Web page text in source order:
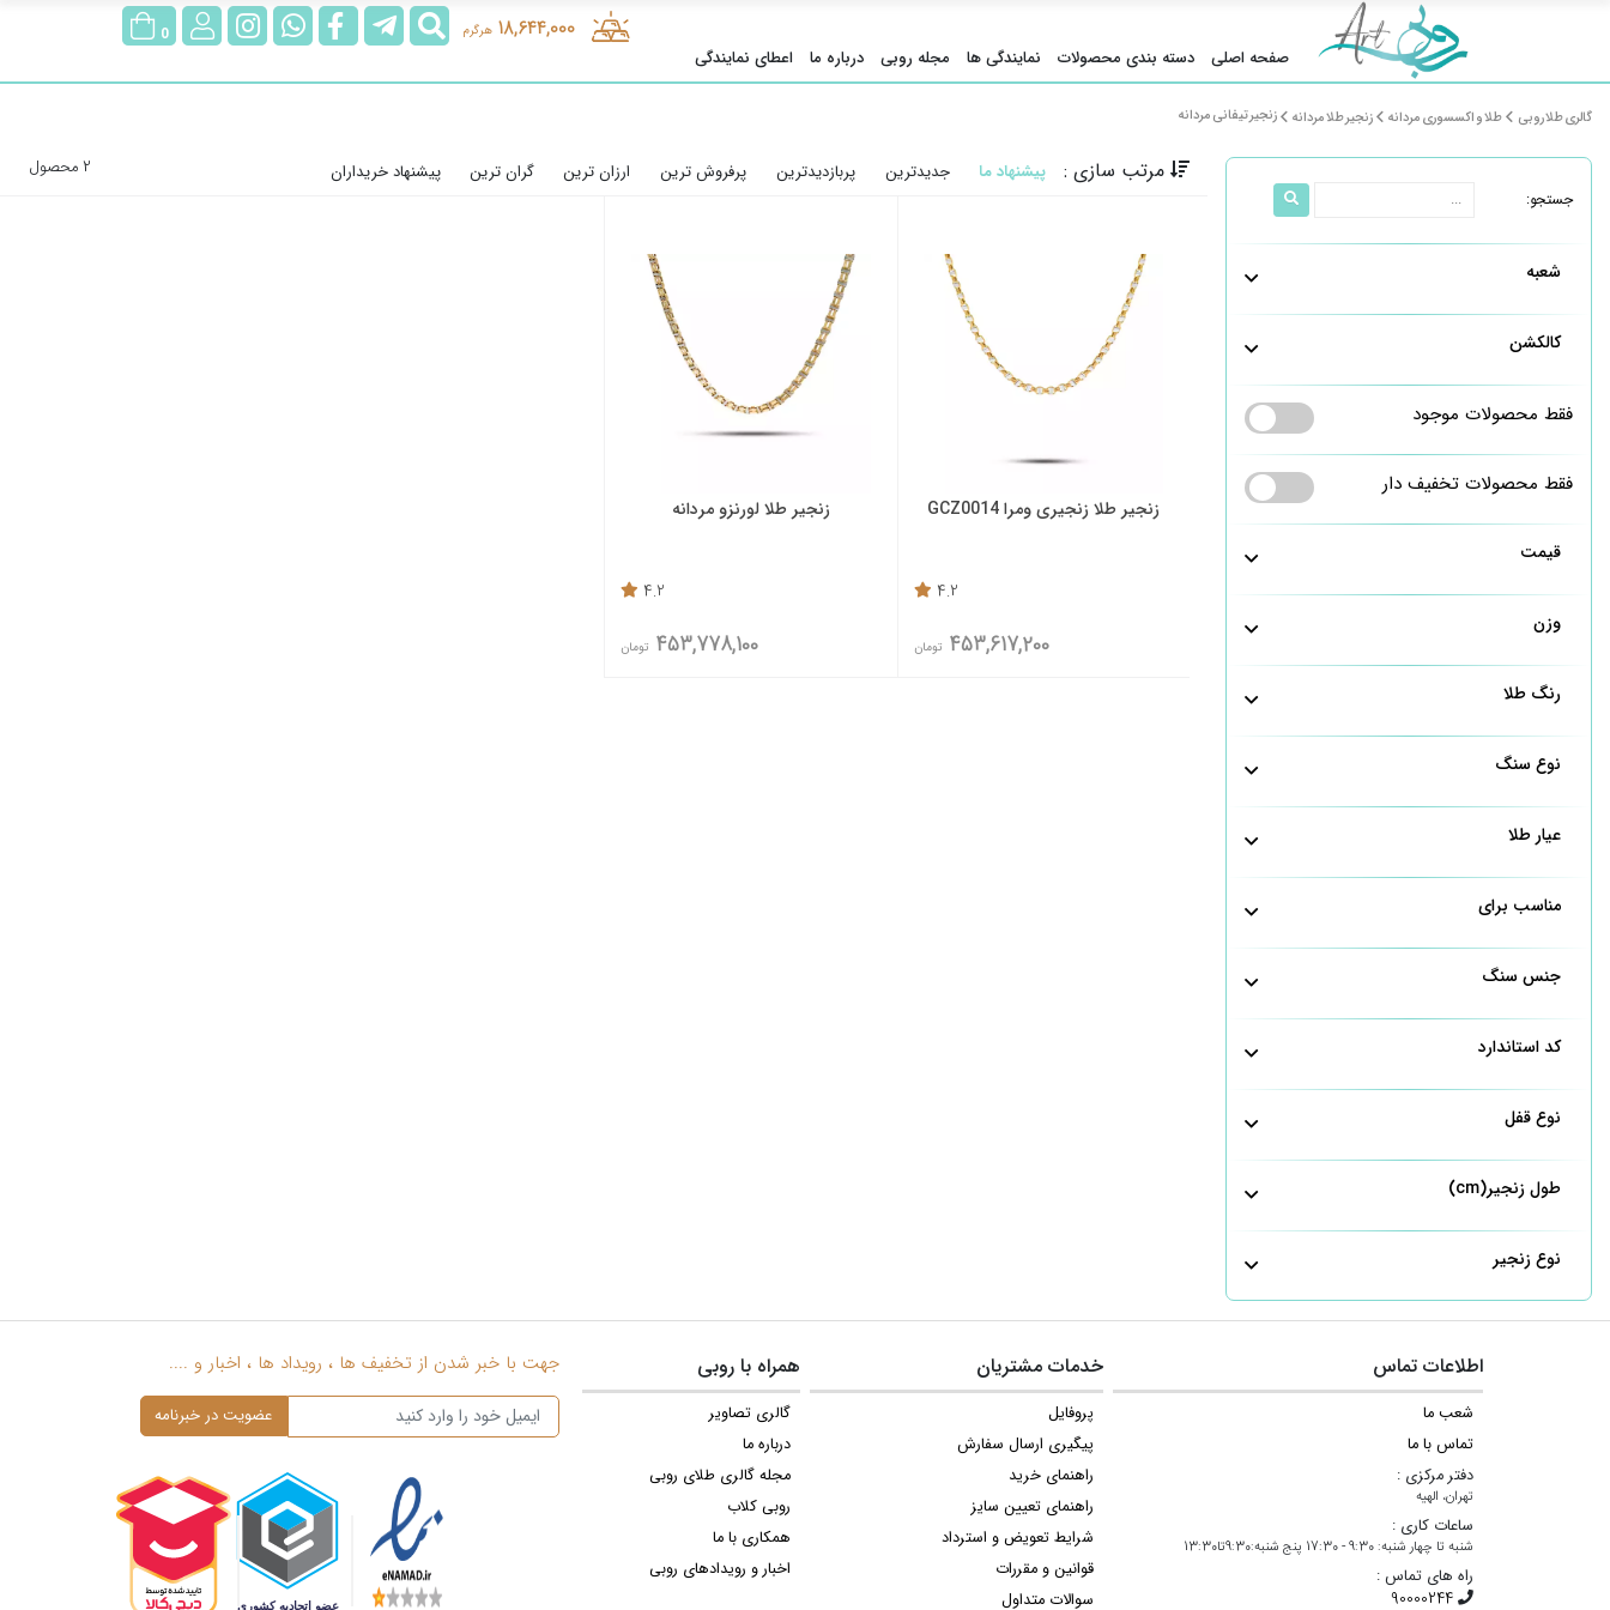
0
ورود/
@rubygoldgallery
rubygoldgallery
rubygoldgallerybotجستجو 18,644,000 هرگرم
صفحه اصلی دسته بندی محصولات نمایندگی ها مجله روبی درباره ما اعطای نمایندگی
گالری طلا روبی طلا و اکسسوری مردانه زنجیر طلا مردانه زنجیر تیفانی مردانه
جستجو:
شعبه
کالکشن
فقط محصولات موجود
فقط محصولات تخفیف دار
قیمت
وزن
رنگ طلا
نوع سنگ
عیار طلا
مناسب برای
جنس سنگ
کد استاندارد
نوع قفل
طول زنجیر(cm)
نوع زنجیر
مرتب سازی : پیشنهاد ما جدیدترین پربازدیدترین پرفروش ترین ارزان ترین گران ترین پیشنهاد خریداران 2 محصول
زنجیر طلا زنجیری ومرا GCZ0014
4.2
453,617,200 تومان
زنجیر طلا لورنزو مردانه
4.2
453,778,100 تومان
اطلاعات تماس
شعب ما
تماس با ما
دفتر مرکزی :
تهران، الهیه
ساعات کاری :
شنبه تا چهار شنبه: 9:30 - 17:30 پنج شنبه:9:30تا13:30
راه های تماس :
خدمات مشتریان
پروفایل
پیگیری ارسال سفارش
راهنمای خرید
راهنمای تعیین سایز
شرایط تعویض و استرداد
قوانین و مقررات
سوالات متداول
همراه با روبی
گالری تصاویر
درباره ما
مجله گالری طلای روبی
روبی کلاب
همکاری با ما
اخبار و رویدادهای روبی
جهت با خبر شدن از تخفیف ها ، رویداد ها ، اخبار و ....